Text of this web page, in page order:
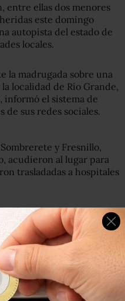
entre ellas dos menores
este domingo
autopista del estado de
locales.
la madrugada sobre una
localidad de Río Grande,
informó el sistema de
de sus redes sociales.
y Fresnillo,
acudieron al lugar para
trasladadas a hospitales
momento, más detalles
Civil muestran al
de la autopista
y bomberos de la zona,